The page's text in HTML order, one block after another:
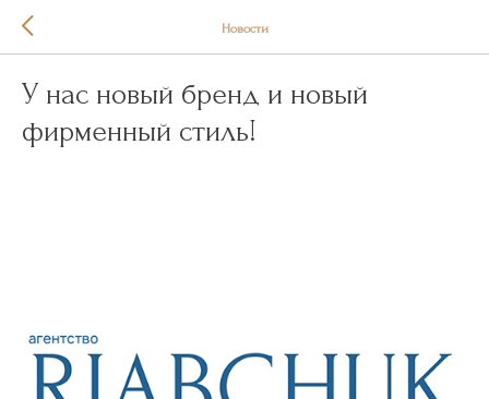
Новости
У нас новый бренд и новый
фирменный стиль!